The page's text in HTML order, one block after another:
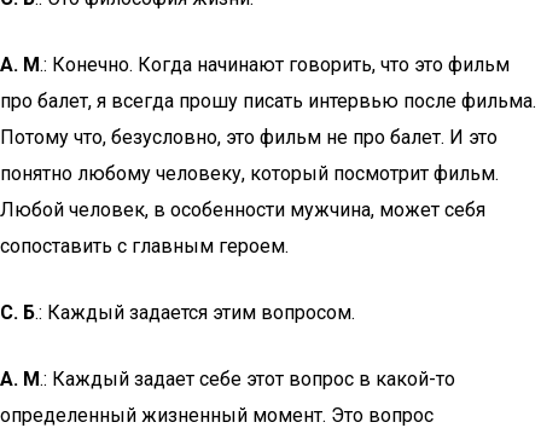
А. М.: Конечно. Когда начинают говорить, что это фильм
про балет, я всегда прошу писать интервью после фильма.
Потому что, безусловно, это фильм не про балет. И это
понятно любому человеку, который посмотрит фильм.
Любой человек, в особенности мужчина, может себя
сопоставить с главным героем.
С. Б.: Каждый задается этим вопросом.
А. М.: Каждый задает себе этот вопрос в какой-то
определенный жизненный момент. Это вопрос